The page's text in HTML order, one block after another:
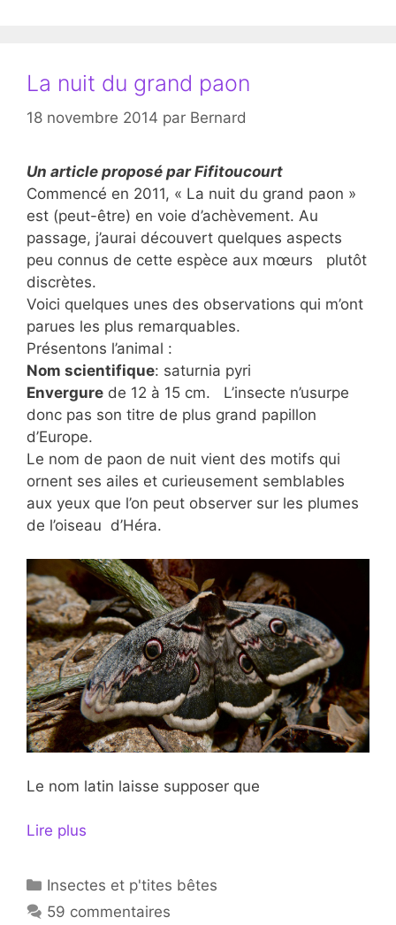
La nuit du grand paon
18 novembre 2014 par Bernard
Un article proposé par Fifitoucourt
Commencé en 2011, « La nuit du grand paon »
est (peut-être) en voie d’achèvement. Au
passage, j’aurai découvert quelques aspects
peu connus de cette espèce aux mœurs plutôt
discrètes.
Voici quelques unes des observations qui m’ont
parues les plus remarquables.
Présentons l’animal :
Nom scientifique: saturnia pyri
Envergure de 12 à 15 cm. L’insecte n’usurpe
donc pas son titre de plus grand papillon
d’Europe.
Le nom de paon de nuit vient des motifs qui
ornent ses ailes et curieusement semblables
aux yeux que l’on peut observer sur les plumes
de l’oiseau d’Héra.
Le nom latin laisse supposer que
Lire plus
Catégories
Insectes et p'tites bêtes
59 commentaires